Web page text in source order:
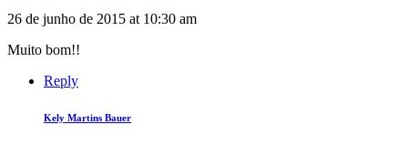
26 de junho de 2015 at 10:30 am
Muito bom!!
Reply
Kely Martins Bauer